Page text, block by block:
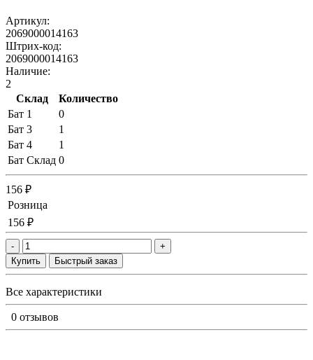
Артикул:
2069000014163
Штрих-код:
2069000014163
Наличие:
2
Склад
Количество
Бат 1
0
Бат 3
1
Бат 4
1
Бат Склад 0
156 ₽
Розница
156 ₽
-
+
Купить
Быстрый заказ
Все характеристики
0 отзывов